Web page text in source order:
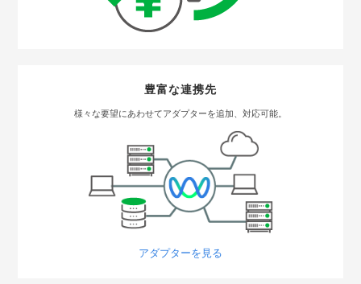
豊富な連携先
様々な要望にあわせてアダプターを追加、対応可能。
アダプターを見る